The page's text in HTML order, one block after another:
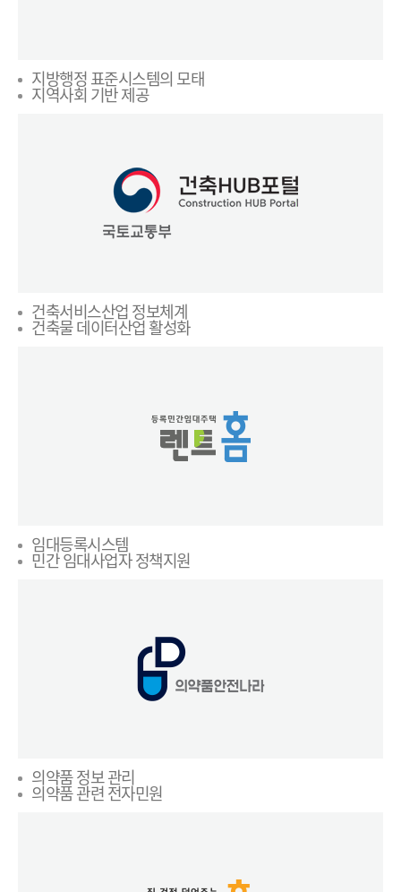
지방행정 표준시스템의 모태
지역사회 기반 제공
건축서비스산업 정보체계
건축물 데이터산업 활성화
임대등록시스템
민간 임대사업자 정책지원
의약품 정보 관리
의약품 관련 전자민원